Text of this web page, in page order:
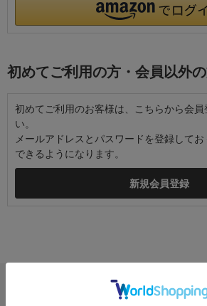
初めてご利用の方・会員以外
初めてご利用のお客様は、こちらから会員
い。
メールアドレスとパスワードを登録して
できるようになります。